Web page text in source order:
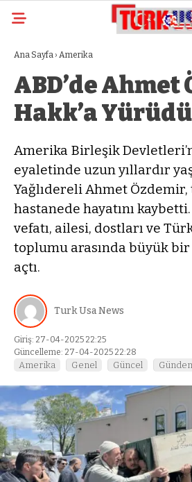
Ana Sayfa › Amerika
ABD’de
Hakk’a Yürüdü
Amerika Birleşik
eyaletinde uzun yıllardır
Yağlıdereli Ahmet
hastanede hayatını
vefatı, ailesi, dostları ve
toplumu arasında büyük
açtı.
Turk Usa News
Giriş: 27-04-2025 22:25
Güncelleme: 27-04-2025 22:28
Amerika Genel Güncel